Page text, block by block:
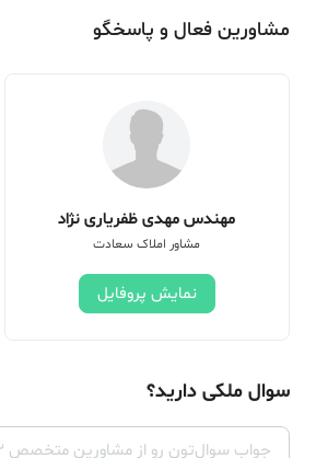
مشاورین فعال و پاسخگو
مهندس مهدی ظفریاری نژاد
مشاور املاک سعادت
نمایش پروفایل
سوال ملکی دارید؟